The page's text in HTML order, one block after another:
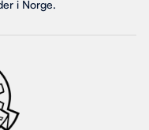
i Norge.